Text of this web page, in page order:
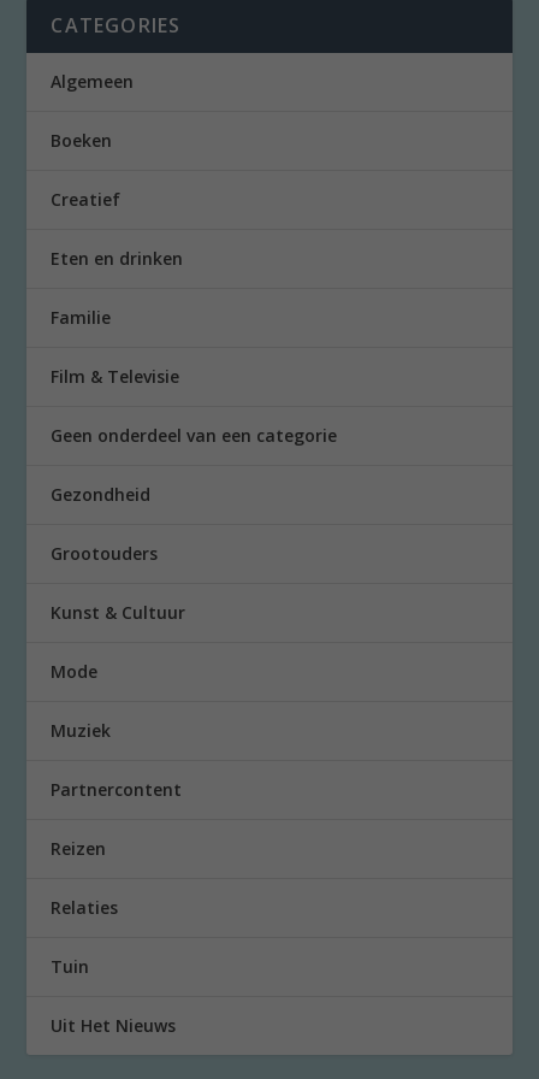
CATEGORIES
Algemeen
Boeken
Creatief
Eten en drinken
Familie
Film & Televisie
Geen onderdeel van een categorie
Gezondheid
Grootouders
Kunst & Cultuur
Mode
Muziek
Partnercontent
Reizen
Relaties
Tuin
Uit Het Nieuws